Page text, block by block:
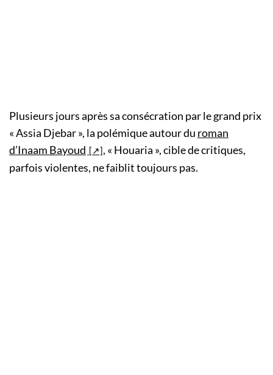
Plusieurs jours après sa consécration par le grand prix
« Assia Djebar », la polémique autour du roman
d’Inaam Bayoud
, « Houaria », cible de critiques,
parfois violentes, ne faiblit toujours pas.